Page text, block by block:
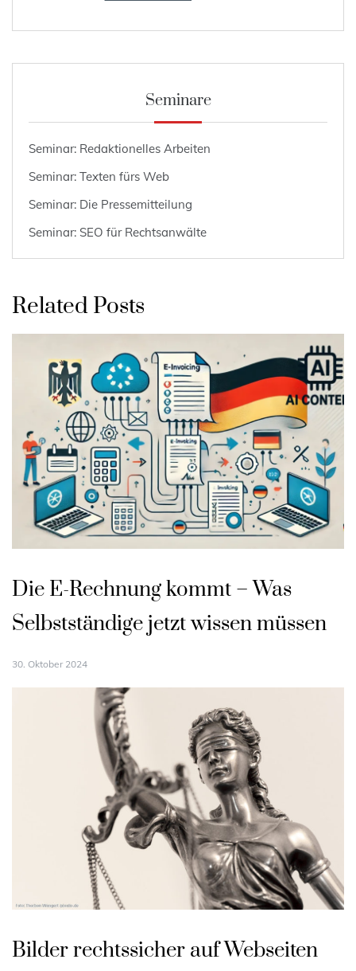
Seminare
Seminar: Redaktionelles Arbeiten
Seminar: Texten fürs Web
Seminar: Die Pressemitteilung
Seminar: SEO für Rechtsanwälte
Related Posts
Die E-Rechnung kommt – Was
Selbstständige jetzt wissen müssen
30. Oktober 2024
Bilder rechtssicher auf Webseiten